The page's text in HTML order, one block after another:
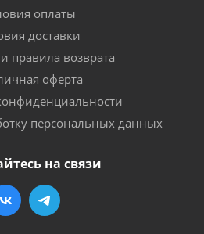
оплаты
доставки
правила возврата
оферта
персональных данных
на связи